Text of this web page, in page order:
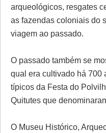
arqueológicos, resgates
as fazendas coloniais do
viagem ao passado.
O passado também se
qual era cultivado há 700
típicos da Festa do
Quitutes que
O Museu Histórico,